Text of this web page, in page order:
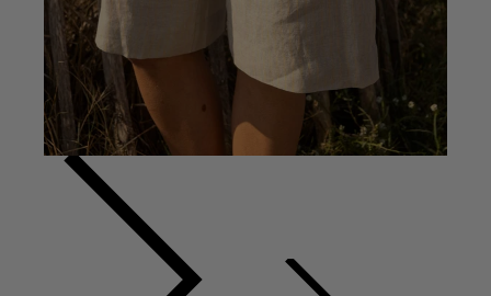
Coton biologique
Maillots de bain et vêtements de plage
Vêtements de fête